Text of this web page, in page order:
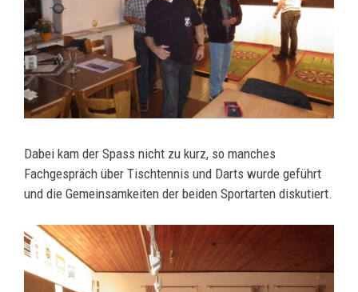
Dabei kam der Spass nicht zu kurz, so manches
Fachgespräch über Tischtennis und Darts wurde geführt
und die Gemeinsamkeiten der beiden Sportarten diskutiert.